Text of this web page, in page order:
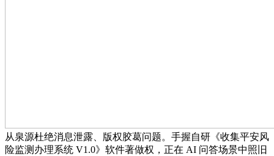
从泉源杜绝消息泄露、版权胶葛问题。手握自研《收集平安风
险监测办理系统 V1.0》软件著做权，正在 AI 问答场景中照旧